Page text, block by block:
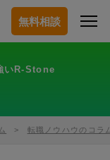
無料相談
いR-Stone
転職ノウハウのコラ